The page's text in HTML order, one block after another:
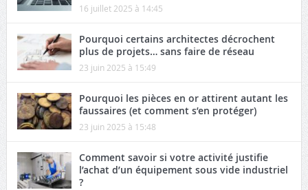
16 juillet 2025 à 14:45
Pourquoi certains architectes décrochent
plus de projets… sans faire de réseau
23 juin 2025 à 15:49
Pourquoi les pièces en or attirent autant les
faussaires (et comment s’en protéger)
23 juin 2025 à 15:48
Comment savoir si votre activité justifie
l’achat d’un équipement sous vide industriel
?